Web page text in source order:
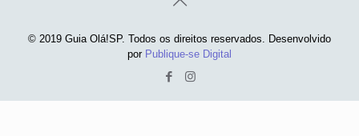
© 2019 Guia Olá!SP. Todos os direitos reservados. Desenvolvido
por Publique-se Digital